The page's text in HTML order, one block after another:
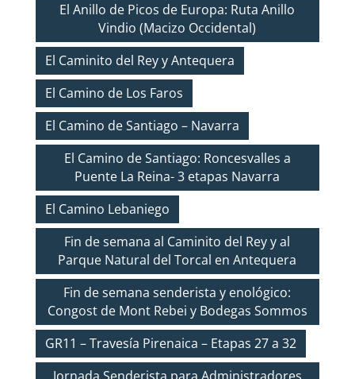
El Anillo de Picos de Europa: Ruta Anillo
Vindio (Macizo Occidental)
El Caminito del Rey y Antequera
El Camino de Los Faros
El Camino de Santiago – Navarra
El Camino de Santiago: Roncesvalles a
Puente La Reina- 3 etapas Navarra
El Camino Lebaniego
Fin de semana al Caminito del Rey y al
Parque Natural del Torcal en Antequera
Fin de semana senderista y enológico:
Congost de Mont Rebei y Bodegas Sommos
GR11 – Travesía Pirenaica – Etapas 27 a 32